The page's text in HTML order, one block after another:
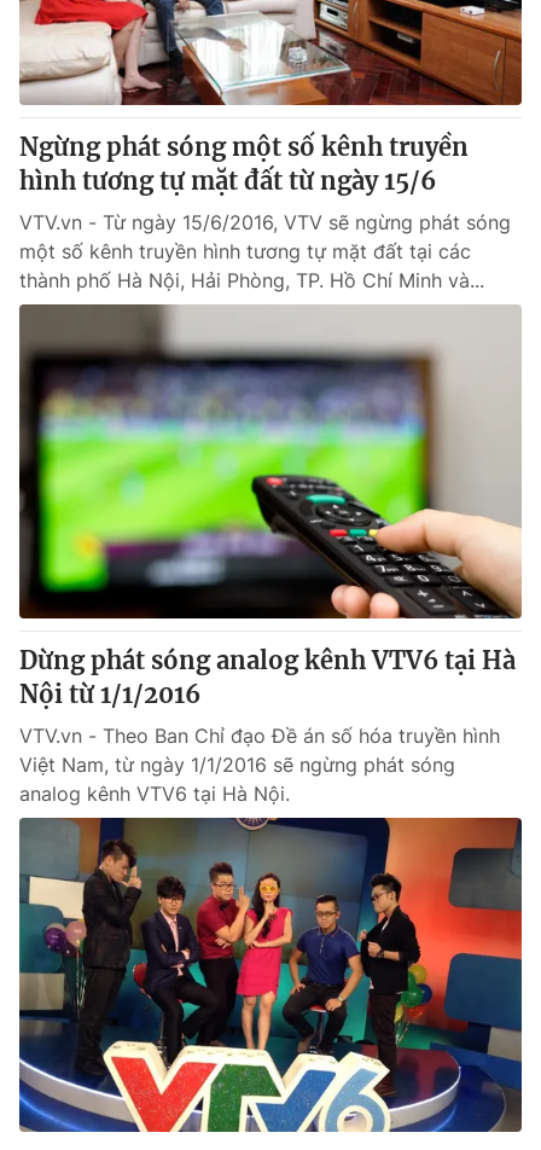
Sản phẩm
Thị trường
Tư vấn
Lịch phát sóng
Chuyên mục khác
Emagazine Podcast
Photo Infographic
VTV Money VTV Thể thao
VTV Sức khoẻ Bất động sản
Thị trường 24h Tấm lòng Việt
VTV4 Vươn mình bằng AI
VTV9 VTV8
Liên hệ tòa soạn English
THỜI BÁO VTV
Theo dõi báo trên
Cơ quan chủ quản:Đài Truyền hình Việt Nam
Cơ quan báo chí:Thời báo VTV
Giấy phép hoạt động báo in và báo điện tử số 483/GP-BTTTT
Ngừng phát sóng một số kênh truyền
hình tương tự mặt đất từ ngày 15/6
VTV.vn - Từ ngày 15/6/2016, VTV sẽ ngừng phát sóng
một số kênh truyền hình tương tự mặt đất tại các
thành phố Hà Nội, Hải Phòng, TP. Hồ Chí Minh và...
Dừng phát sóng analog kênh VTV6 tại Hà
Nội từ 1/1/2016
VTV.vn - Theo Ban Chỉ đạo Đề án số hóa truyền hình
Việt Nam, từ ngày 1/1/2016 sẽ ngừng phát sóng
analog kênh VTV6 tại Hà Nội.